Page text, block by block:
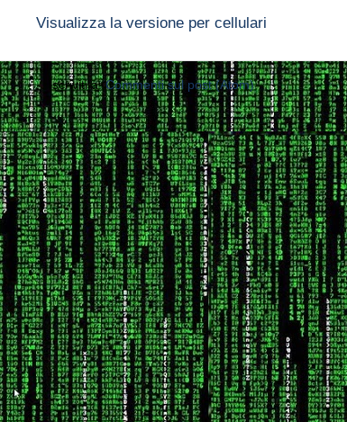
Visualizza la versione per cellulari
Iscriviti a:Commenti sul post (Atom)